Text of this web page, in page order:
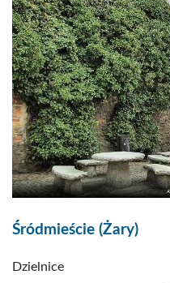
Śródmieście (Żary)
Dzielnice